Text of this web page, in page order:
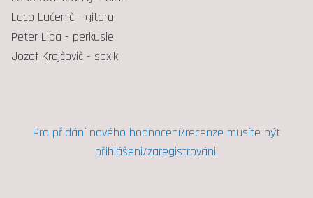
Laco Lučenič - gitara
Peter Lipa - perkusie
Jozef Krajčovič - saxik
Pro přidání nového hodnocení/recenze musíte být
přihlášeni/zaregistrováni.